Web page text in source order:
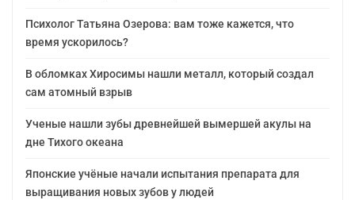
Психолог Татьяна Озерова: вам тоже кажется, что
время ускорилось?
В обломках Хиросимы нашли металл, который создал
сам атомный взрыв
Ученые нашли зубы древнейшей вымершей акулы на
дне Тихого океана
Японские учёные начали испытания препарата для
выращивания новых зубов у людей